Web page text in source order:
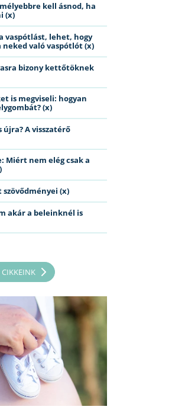
kell ásnod, ha
(x)
vaspótlást, lehet, hogy
való vaspótlót (x)
bizony kettőtöknek
is megviseli: hogyan
(x)
A visszatérő
Miért nem elég csak a
(x)
akár a beleinknél is